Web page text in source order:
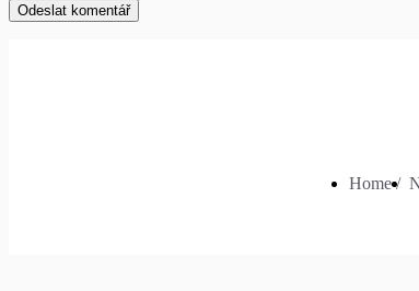
Home /